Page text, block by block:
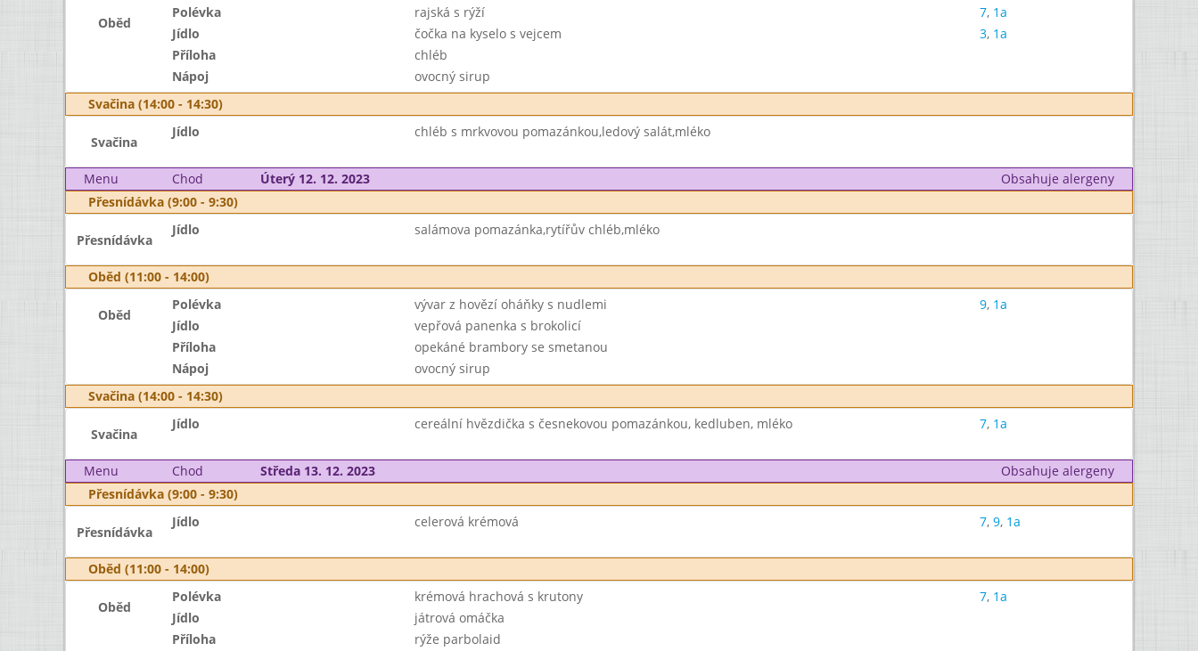
Oběd
Polévka rajská s rýží 7, 1a
Jídlo
čočka na kyselo s vejcem 3, 1a
Příloha
chléb
Nápoj
ovocný sirup
Svačina (14:00 - 14:30)
Svačina
Jídlo chléb s mrkvovou pomazánkou,ledový salát,mléko
Menu Chod Úterý 12. 12. 2023
Obsahuje alergeny
Přesnídávka (9:00 - 9:30)
Přesnídávka
Jídlo salámova pomazánka,rytířův chléb,mléko
Oběd (11:00 - 14:00)
Oběd
Polévka vývar z hovězí oháňky s nudlemi 9, 1a
Jídlo
vepřová panenka s brokolicí
Příloha
opekáné brambory se smetanou
Nápoj
ovocný sirup
Svačina (14:00 - 14:30)
Svačina
Jídlo cereální hvězdička s česnekovou pomazánkou, kedluben, mléko 7, 1a
Menu Chod Středa 13. 12. 2023
Obsahuje alergeny
Přesnídávka (9:00 - 9:30)
Přesnídávka
Jídlo celerová krémová 7, 9, 1a
Oběd (11:00 - 14:00)
Oběd
Polévka krémová hrachová s krutony 7, 1a
Jídlo
játrová omáčka
Příloha
rýže parbolaid